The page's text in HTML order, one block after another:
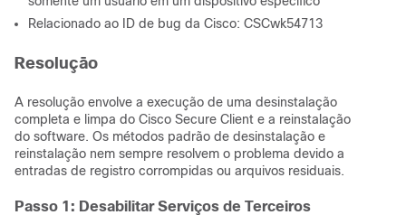
Relacionado ao ID de bug da Cisco: CSCwk54713
Resolução
A resolução envolve a execução de uma desinstalação
completa e limpa do Cisco Secure Client e a reinstalação
do software. Os métodos padrão de desinstalação e
reinstalação nem sempre resolvem o problema devido a
entradas de registro corrompidas ou arquivos residuais.
Passo 1: Desabilitar Serviços de Terceiros